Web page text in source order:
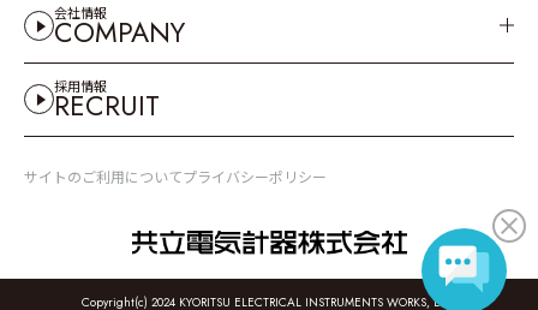
会社情報
COMPANY
採用情報
RECRUIT
サイトのご利用についてプライバシーポリシー
Copyright(c) 2024 KYORITSU ELECTRICAL INSTRUMENTS WORKS, LTD.